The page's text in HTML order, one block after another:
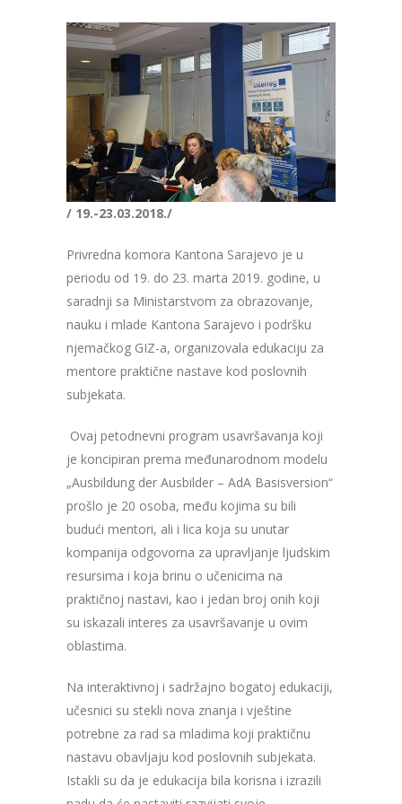
/ 19.-23.03.2018./
Privredna komora Kantona Sarajevo je u
periodu od 19. do 23. marta 2019. godine, u
saradnji sa Ministarstvom za obrazovanje,
nauku i mlade Kantona Sarajevo i podršku
njemačkog GIZ-a, organizovala edukaciju za
mentore praktične nastave kod poslovnih
subjekata.
Ovaj petodnevni program usavršavanja koji
je koncipiran prema međunarodnom modelu
„Ausbildung der Ausbilder – AdA Basisversion“
prošlo je 20 osoba, među kojima su bili
budući mentori, ali i lica koja su unutar
kompanija odgovorna za upravljanje ljudskim
resursima i koja brinu o učenicima na
praktičnoj nastavi, kao i jedan broj onih koji
su iskazali interes za usavršavanje u ovim
oblastima.
Na interaktivnoj i sadržajno bogatoj edukaciji,
učesnici su stekli nova znanja i vještine
potrebne za rad sa mladima koji praktičnu
nastavu obavljaju kod poslovnih subjekata.
Istakli su da je edukacija bila korisna i izrazili